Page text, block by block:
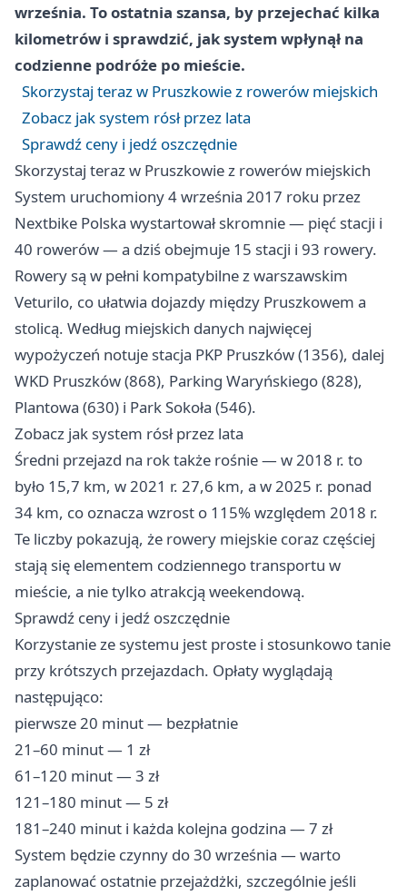
września. To ostatnia szansa, by przejechać kilka
kilometrów i sprawdzić, jak system wpłynął na
codzienne podróże po mieście.
Skorzystaj teraz w Pruszkowie z rowerów miejskich
Zobacz jak system rósł przez lata
Sprawdź ceny i jedź oszczędnie
Skorzystaj teraz w Pruszkowie z rowerów miejskich
System uruchomiony 4 września 2017 roku przez
Nextbike Polska wystartował skromnie — pięć stacji i
40 rowerów — a dziś obejmuje 15 stacji i 93 rowery.
Rowery są w pełni kompatybilne z warszawskim
Veturilo, co ułatwia dojazdy między Pruszkowem a
stolicą. Według miejskich danych najwięcej
wypożyczeń notuje stacja PKP Pruszków (1356), dalej
WKD Pruszków (868), Parking Waryńskiego (828),
Plantowa (630) i Park Sokoła (546).
Zobacz jak system rósł przez lata
Średni przejazd na rok także rośnie — w 2018 r. to
było 15,7 km, w 2021 r. 27,6 km, a w 2025 r. ponad
34 km, co oznacza wzrost o 115% względem 2018 r.
Te liczby pokazują, że rowery miejskie coraz częściej
stają się elementem codziennego transportu w
mieście, a nie tylko atrakcją weekendową.
Sprawdź ceny i jedź oszczędnie
Korzystanie ze systemu jest proste i stosunkowo tanie
przy krótszych przejazdach. Opłaty wyglądają
następująco:
pierwsze 20 minut — bezpłatnie
21–60 minut — 1 zł
61–120 minut — 3 zł
121–180 minut — 5 zł
181–240 minut i każda kolejna godzina — 7 zł
System będzie czynny do 30 września — warto
zaplanować ostatnie przejażdżki, szczególnie jeśli